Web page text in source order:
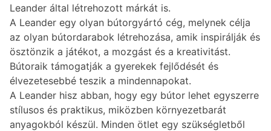
Leander által létrehozott márkát is.
A Leander egy olyan bútorgyártó cég, melynek célja
az olyan bútordarabok létrehozása, amik inspirálják és
ösztönzik a játékot, a mozgást és a kreativitást.
Bútoraik támogatják a gyerekek fejlődését és
élvezetesebbé teszik a mindennapokat.
A Leander hisz abban, hogy egy bútor lehet egyszerre
stílusos és praktikus, miközben környezetbarát
anyagokból készül. Minden ötlet egy szükségletből